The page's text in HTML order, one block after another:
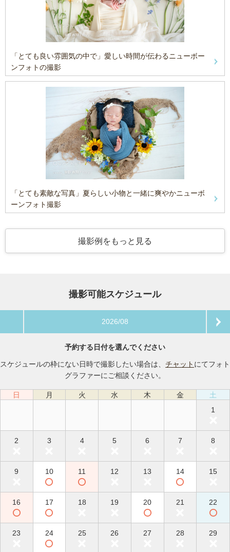
「とても良い雰囲気の中で」愛しい時間が伝わるニューボー
ンフォトの撮影
「とても素敵な写真」夏らしい小物と一緒に爽やかニューボ
ーンフォト撮影
撮影例をもっと見る
撮影可能スケジュール
2026/08
予約する日付を選んでください
スケジュールの枠にない日時で撮影したい場合は、 チャット にてフォト
グラファーにご相談ください。
日 月 火 水 木 金
土
1
2 3 4 5 6 7 8
9 10 11 12 13 14 15
16 17 18 19 20 21 22
23 24 25 26 27 28 29